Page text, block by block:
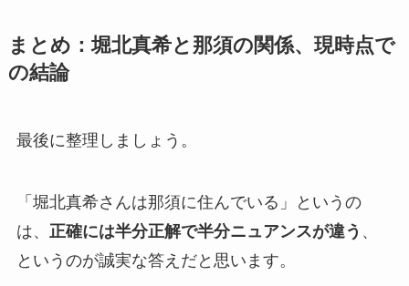
まとめ：堀北真希と那須の関係、現時点で
の結論
最後に整理しましょう。
「堀北真希さんは那須に住んでいる」というの
は、 正確には半分正解で半分ニュアンスが違う 、
というのが誠実な答えだと思います。